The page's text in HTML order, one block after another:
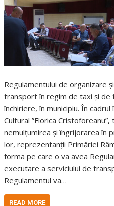
Regulamentului de organizare
transport în regim de taxi și
închiriere, în municipiu. În
Cultural ”Florica
nemulțumirea și îngrijorarea în
lor, reprezentanții Primăriei
forma pe care o va avea
executare a serviciului de
Regulamentul va…
READ MORE